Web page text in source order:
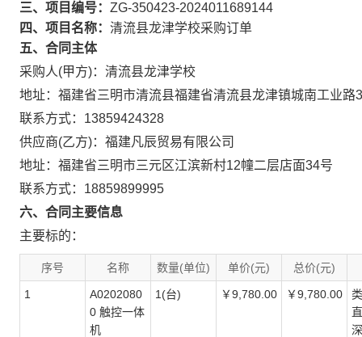
三、项目编号： ZG-350423-2024011689144
四、项目名称： 清流县龙津学校采购订单
五、合同主体
采购人(甲方)：清流县龙津学校
地址：福建省三明市清流县福建省清流县龙津镇城南工业路
联系方式：13859424328
供应商(乙方)：福建凡辰贸易有限公司
地址：福建省三明市三元区江滨新村12幢二层店面34号
联系方式：18859899995
六、合同主要信息
主要标的：
序号 名称 数量(单位) 单价(元) 总价(元)
1
A0202080
0 触控一体
机
1(台) ￥9,780.00 ￥9,780.00